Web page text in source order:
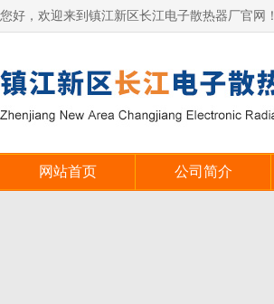
您好，欢迎来到镇江新区长江电子散热器厂官网！
网站首页 公司简介